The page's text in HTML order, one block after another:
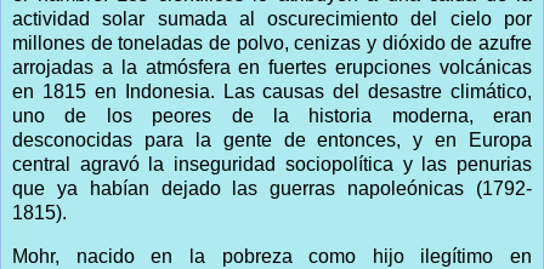
actividad solar sumada al oscurecimiento del cielo por
millones de toneladas de polvo, cenizas y dióxido de azufre
arrojadas a la atmósfera en fuertes erupciones volcánicas
en 1815 en Indonesia. Las causas del desastre climático,
uno de los peores de la historia moderna, eran
desconocidas para la gente de entonces, y en Europa
central agravó la inseguridad sociopolítica y las penurias
que ya habían dejado las guerras napoleónicas (1792-
1815).
Mohr, nacido en la pobreza como hijo ilegítimo en